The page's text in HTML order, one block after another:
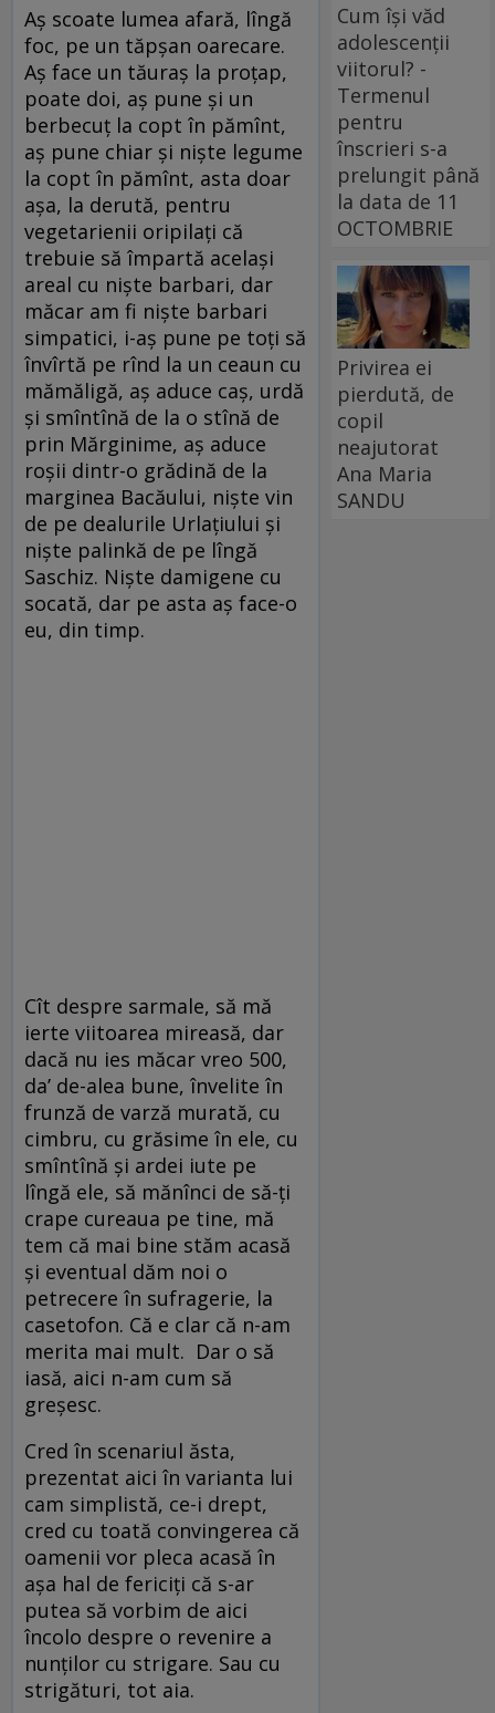
Aș scoate lumea afară, lîngă
foc, pe un tăpșan oarecare.
Aș face un tăuraș la proțap,
poate doi, aș pune și un
berbecuț la copt în pămînt,
aș pune chiar și niște legume
la copt în pămînt, asta doar
așa, la derută, pentru
vegetarienii oripilați că
trebuie să împartă același
areal cu niște barbari, dar
măcar am fi niște barbari
simpatici, i-aș pune pe toți să
învîrtă pe rînd la un ceaun cu
mămăligă, aș aduce caș, urdă
și smîntînă de la o stînă de
prin Mărginime, aș aduce
roșii dintr-o grădină de la
marginea Bacăului, niște vin
de pe dealurile Urlațiului și
niște palinkă de pe lîngă
Saschiz. Niște damigene cu
socată, dar pe asta aș face-o
eu, din timp.
Cît despre sarmale, să mă
ierte viitoarea mireasă, dar
dacă nu ies măcar vreo 500,
da’ de-alea bune, învelite în
frunză de varză murată, cu
cimbru, cu grăsime în ele, cu
smîntînă și ardei iute pe
lîngă ele, să mănînci de să-ți
crape cureaua pe tine, mă
tem că mai bine stăm acasă
și eventual dăm noi o
petrecere în sufragerie, la
casetofon. Că e clar că n-am
merita mai mult. Dar o să
iasă, aici n-am cum să
greșesc.
Cred în scenariul ăsta,
prezentat aici în varianta lui
cam simplistă, ce-i drept,
cred cu toată convingerea că
oamenii vor pleca acasă în
așa hal de fericiți că s-ar
putea să vorbim de aici
încolo despre o revenire a
nunților cu strigare. Sau cu
strigături, tot aia.
Cum își văd
adolescenții
viitorul? -
Termenul
pentru
înscrieri s-a
prelungit până
la data de 11
OCTOMBRIE
Privirea ei
pierdută, de
copil
neajutorat
Ana Maria
SANDU